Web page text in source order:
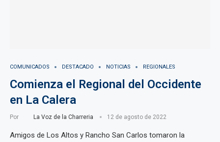
COMUNICADOS DESTACADO NOTICIAS REGIONALES
Comienza el Regional del Occidente
en La Calera
Por La Voz de la Charreria 12 de agosto de 2022
Amigos de Los Altos y Rancho San Carlos tomaron la